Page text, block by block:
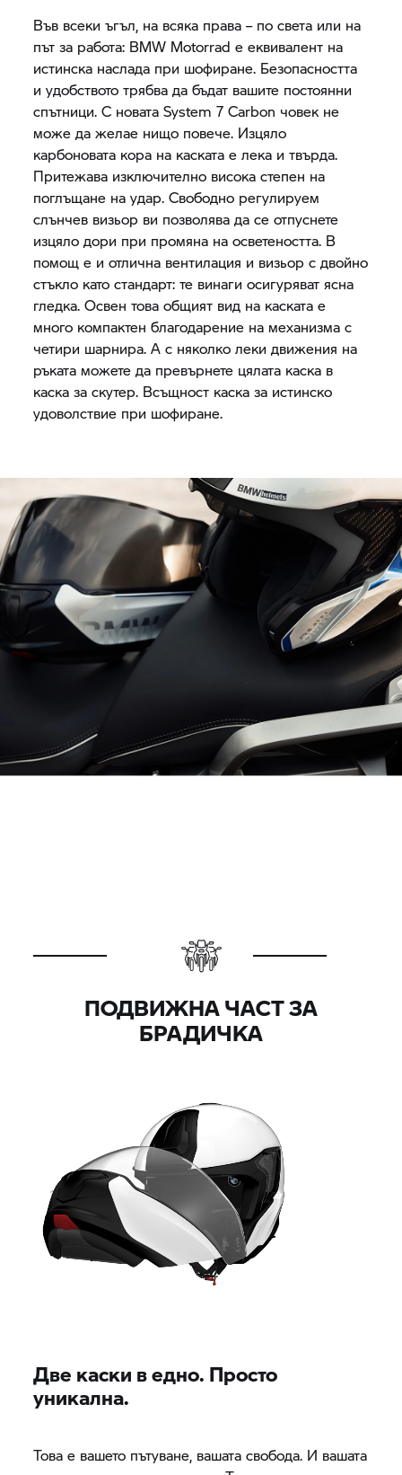
Във всеки ъгъл, на всяка права – по света или на
път за работа: BMW Motorrad е еквивалент на
истинска наслада при шофиране. Безопасността
и удобството трябва да бъдат вашите постоянни
спътници. С новатаSystem 7 Carbon човек не
може да желае нищо повече. Изцяло
карбоновата кора на каската е лека и твърда.
Притежава изключително висока степен на
поглъщане на удар. Свободно регулируем
слънчев визьор ви позволява да се отпуснете
изцяло дори при промяна на осветеността. В
помощ е и отлична вентилация и визьор с двойно
стъкло като стандарт: те винаги осигуряват ясна
гледка. Освен това общият вид на каската е
много компактен благодарение на механизма с
четири шарнира. А с няколко леки движения на
ръката можете да превърнете цялата каска в
каска за скутер. Всъщност каска за истинско
удоволствие при шофиране.
ПОДВИЖНА ЧАСТ ЗА
БРАДИЧКА
Две каски в едно. Просто
уникална.
Това е вашето пътуване, вашата свобода. И вашата